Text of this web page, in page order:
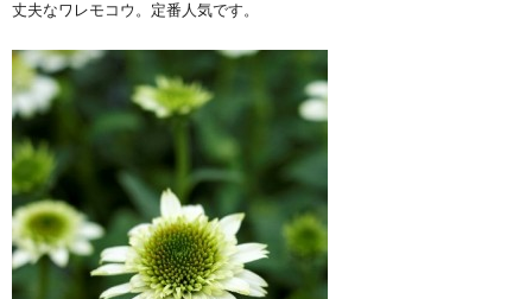
丈夫なワレモコウ。定番人気です。